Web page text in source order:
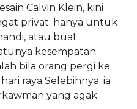
Calvin Klein, kini
privat: hanya untuk
atau buat
kesempatan
bila orang pergi ke
raya Selebihnya: ia
yang agak